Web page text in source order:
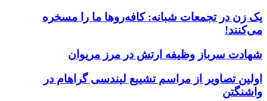
یک زن در تجمعات شبانه: کافه‌روها ما را مسخره
می‌کنند!
شهادت سرباز وظیفه ارتش در مرز مریوان
اولین تصاویر از مراسم تشییع لیندسی گراهام در
واشنگتن